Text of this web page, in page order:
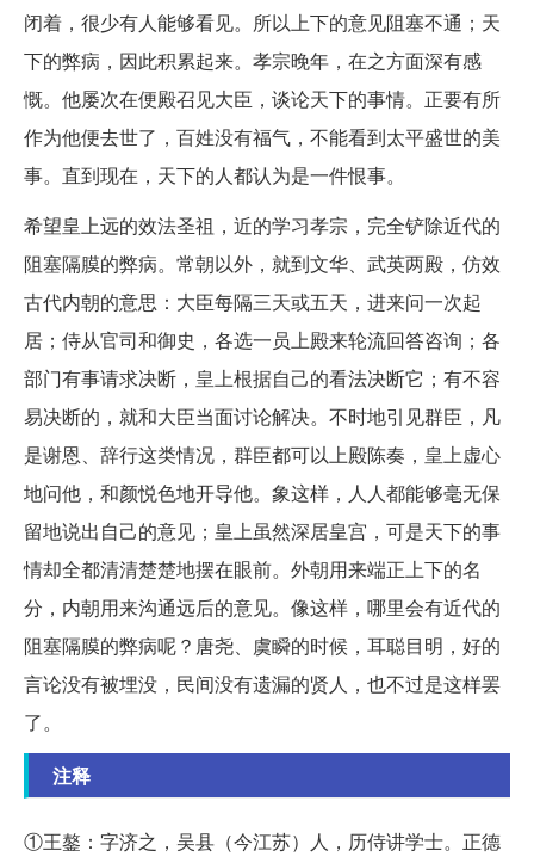
闭着，很少有人能够看见。所以上下的意见阻塞不通；天
下的弊病，因此积累起来。孝宗晚年，在之方面深有感
慨。他屡次在便殿召见大臣，谈论天下的事情。正要有所
作为他便去世了，百姓没有福气，不能看到太平盛世的美
事。直到现在，天下的人都认为是一件恨事。
希望皇上远的效法圣祖，近的学习孝宗，完全铲除近代的
阻塞隔膜的弊病。常朝以外，就到文华、武英两殿，仿效
古代内朝的意思：大臣每隔三天或五天，进来问一次起
居；侍从官司和御史，各选一员上殿来轮流回答咨询；各
部门有事请求决断，皇上根据自己的看法决断它；有不容
易决断的，就和大臣当面讨论解决。不时地引见群臣，凡
是谢恩、辞行这类情况，群臣都可以上殿陈奏，皇上虚心
地问他，和颜悦色地开导他。象这样，人人都能够毫无保
留地说出自己的意见；皇上虽然深居皇宫，可是天下的事
情却全都清清楚楚地摆在眼前。外朝用来端正上下的名
分，内朝用来沟通远后的意见。像这样，哪里会有近代的
阻塞隔膜的弊病呢？唐尧、虞瞬的时候，耳聪目明，好的
言论没有被埋没，民间没有遗漏的贤人，也不过是这样罢
了。
注释
①王鏊：字济之，吴县（今江苏）人，历侍讲学士。正德